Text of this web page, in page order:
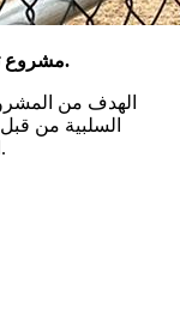
مشروع تسوير جزء من محمية الجهراء الطبيعية.
الهدف من
السلبية من
الجهراء وزيادة الغطاء النباتي في تلك المنطقة.